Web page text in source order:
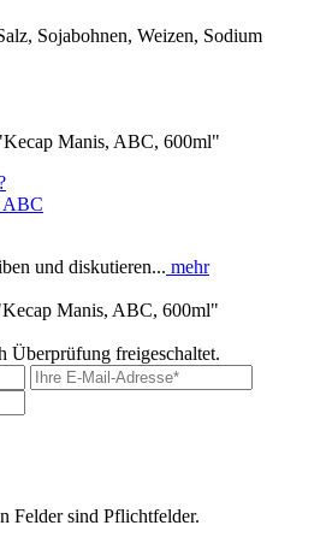
Sojabohnen, Weizen, Sodium
Manis, ABC, 600ml"
ABC
und diskutieren... mehr
Manis, ABC, 600ml"
Überprüfung freigeschaltet.
Felder sind Pflichtfelder.